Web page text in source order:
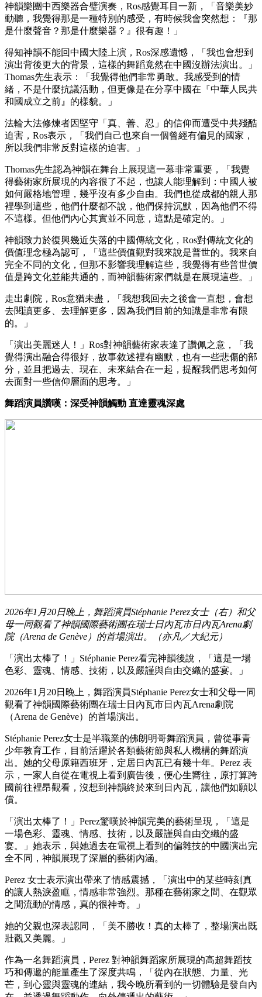
神韻樂團中西樂器合璧演奏，Ros感覺耳目一新，「音樂美妙
動聽，我覺得那是一種特別的感受，有時候我會突然想：『那
是什麼聲音？那是什麼樂器？』很有趣！」
得知神韻不能回中國大陸上演，Ros深感遺憾，「我也會想到
演出背後更大的背景，這樣的舞蹈竟然在中國沒辦法演出。」
Thomas先生表示：「我覺得他們非常勇敢。我感受到的情
緒，不是什麼抗議活動，但更像是在分享中國在『中華人民共
和國成立之前』的樣貌。」
法輪大法修煉者因堅守「真、善、忍」的信仰而遭受中共殘酷
迫害，Ros表示，「我們自己也來自一個曾經有偏見的國家，
所以我們非常反對這樣的迫害。」
Thomas先生認為神韻在舞台上展現這一幕非常重要，「我覺
得藝術家所展現的內容很了不起，也讓人能理解到：中國人被
如何嚴格地管理，幾乎沒有多少自由。我們也從成都的親人那
裡學到這些，他們什麼都不說，他們保持沉默，因為他們不得
不這樣。但他們內心其實並不同意，這點是確定的。」
神韻致力於復興幾近失落的中國傳統文化，Ros對傳統文化的
價值理念極為認可，「這些價值觀對我來說是普世的。我來自
完全不同的文化，但那不影響我理解這些，我覺得有些普世價
值是跨文化並能共通的，而神韻藝術家們就是在展現這些。」
走出劇院，Ros意猶未盡，「我想我回去之後會一直想，會想
去閱讀更多、去理解更多，因為我們目前的知識是非常有限
的。」
「演出美麗迷人！」Ros對神韻藝術家表達了讚佩之意，「我
覺得演出融合得很好，故事敘述裡有幽默，也有一些悲傷的部
分，並且把過去、現在、未來結合在一起，提醒我們思考如何
去面對一些信仰層面的思考。」
舞蹈演員讚嘆：深受神韻觸動 直達靈魂深處
2026年1月20日晚上，舞蹈演員Stéphanie Perez女士（右）和父
母一同觀看了神韻國際藝術團在瑞士日內瓦市日內瓦Arena劇
院（Arena de Genève）的首場演出。（亦凡／大紀元）
「演出太棒了！」Stéphanie Perez看完神韻後說，「這是一場
色彩、靈魂、情感、技術，以及嚴謹與自由交織的盛宴。」
2026年1月20日晚上，舞蹈演員Stéphanie Perez女士和父母一同
觀看了神韻國際藝術團在瑞士日內瓦市日內瓦Arena劇院
（Arena de Genève）的首場演出。
Stéphanie Perez女士是半職業的佛朗明哥舞蹈演員，曾從事青
少年教育工作，目前活躍於各類藝術節與私人機構的舞蹈演
出。她的父母原籍西班牙，定居日內瓦已有幾十年。Perez 表
示，一家人自從在電視上看到廣告後，便心生嚮往，原打算跨
國前往裡昂觀看，沒想到神韻終於來到日內瓦，讓他們如願以
償。
「演出太棒了！」Perez驚嘆於神韻完美的藝術呈現，「這是
一場色彩、靈魂、情感、技術，以及嚴謹與自由交織的盛
宴。」她表示，與她過去在電視上看到的偏雜技的中國演出完
全不同，神韻展現了深層的藝術內涵。
Perez 女士表示演出帶來了情感震撼，「演出中的某些時刻真
的讓人熱淚盈眶，情感非常強烈。那種在藝術家之間、在觀眾
之間流動的情感，真的很神奇。」
她的父親也深表認同，「美不勝收！真的太棒了，整場演出既
壯觀又美麗。」
作為一名舞蹈演員，Perez 對神韻舞蹈家所展現的高超舞蹈技
巧和傳遞的能量產生了深度共鳴，「從內在狀態、力量、光
芒，到心靈與靈魂的連結，我今晚所看到的一切體驗是發自內